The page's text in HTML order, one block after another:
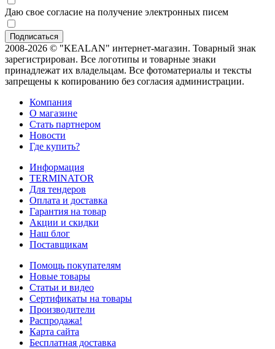
Даю свое согласие на получение электронных писем
2008-2026 © "KEALAN" интернет-магазин. Товарный знак
зарегистрирован. Все логотипы и товарные знаки
принадлежат их владельцам. Все фотоматериалы и тексты
запрещены к копированию без согласия администрации.
Компания
О магазине
Стать партнером
Новости
Где купить?
Информация
TERMINATOR
Для тендеров
Оплата и доставка
Гарантия на товар
Акции и скидки
Наш блог
Поставщикам
Помощь покупателям
Новые товары
Статьи и видео
Сертификаты на товары
Производители
Распродажа!
Карта сайта
Бесплатная доставка